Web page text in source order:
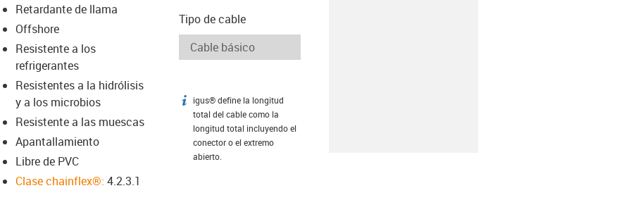
Retardante de llama
Offshore
Resistente a los
refrigerantes
Resistentes a la hidrólisis
y a los microbios
Resistente a las muescas
Apantallamiento
Libre de PVC
Clase chainflex®: 4.2.3.1
Tipo de cable
igus-icon-info
igus® define la longitud
total del cable como la
longitud total incluyendo el
conector o el extremo
abierto.